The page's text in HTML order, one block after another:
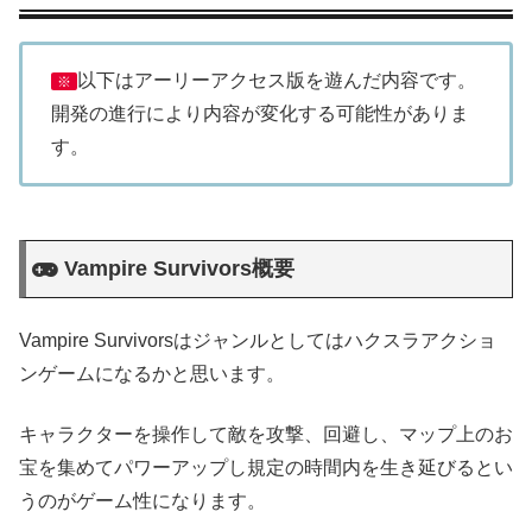
※
以下はアーリーアクセス版を遊んだ内容です。
開発の進行により内容が変化する可能性がありま
す。
Vampire Survivors概要
Vampire Survivorsはジャンルとしてはハクスラアクショ
ンゲームになるかと思います。
キャラクターを操作して敵を攻撃、回避し、マップ上のお
宝を集めてパワーアップし規定の時間内を生き延びるとい
うのがゲーム性になります。